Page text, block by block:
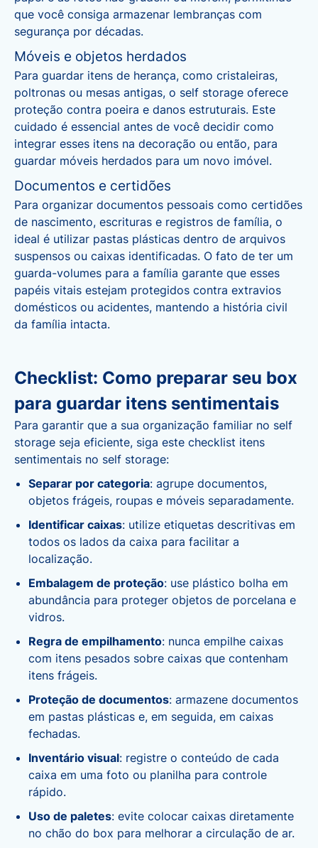
que você consiga armazenar lembranças com
segurança por décadas.
Móveis e objetos herdados
Para guardar itens de herança, como cristaleiras,
poltronas ou mesas antigas, o self storage oferece
proteção contra poeira e danos estruturais. Este
cuidado é essencial antes de você decidir como
integrar esses itens na decoração ou então, para
guardar móveis herdados para um novo imóvel.
Documentos e certidões
Para organizar documentos pessoais como certidões
de nascimento, escrituras e registros de família, o
ideal é utilizar pastas plásticas dentro de arquivos
suspensos ou caixas identificadas. O fato de ter um
guarda-volumes para a família garante que esses
papéis vitais estejam protegidos contra extravios
domésticos ou acidentes, mantendo a história civil
da família intacta.
Checklist: Como preparar seu box
para guardar itens sentimentais
Para garantir que a sua organização familiar no self
storage seja eficiente, siga este checklist itens
sentimentais no self storage:
Separar por categoria: agrupe documentos,
objetos frágeis, roupas e móveis separadamente.
Identificar caixas: utilize etiquetas descritivas em
todos os lados da caixa para facilitar a
localização.
Embalagem de proteção: use plástico bolha em
abundância para proteger objetos de porcelana e
vidros.
Regra de empilhamento: nunca empilhe caixas
com itens pesados sobre caixas que contenham
itens frágeis.
Proteção de documentos: armazene documentos
em pastas plásticas e, em seguida, em caixas
fechadas.
Inventário visual: registre o conteúdo de cada
caixa em uma foto ou planilha para controle
rápido.
Uso de paletes: evite colocar caixas diretamente
no chão do box para melhorar a circulação de ar.